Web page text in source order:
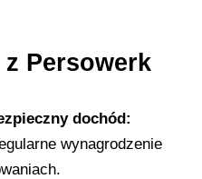
Persowerk
dochód:
wynagrodzenie